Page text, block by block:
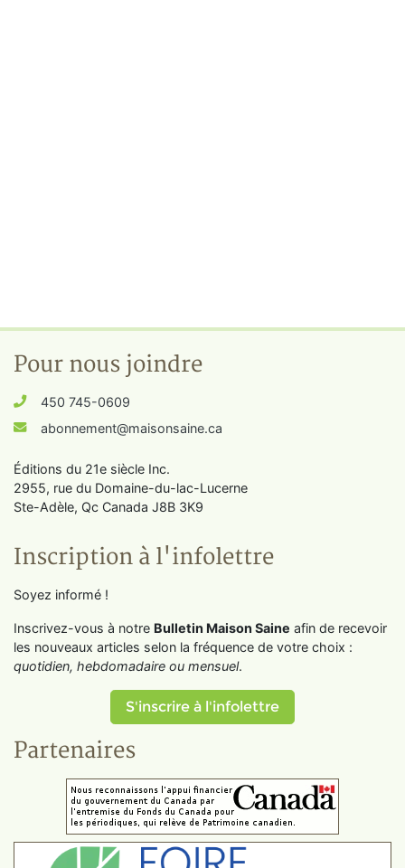
Pour nous joindre
450 745-0609
abonnement@maisonsaine.ca
Éditions du 21e siècle Inc.
2955, rue du Domaine-du-lac-Lucerne
Ste-Adèle, Qc Canada J8B 3K9
Inscription à l'infolettre
Soyez informé !
Inscrivez-vous à notre Bulletin Maison Saine afin de recevoir
les nouveaux articles selon la fréquence de votre choix :
quotidien, hebdomadaire ou mensuel.
S'inscrire à l'infolettre
Partenaires